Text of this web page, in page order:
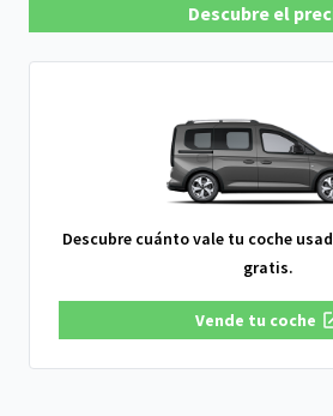
Descubre el
Descubre cuánto vale tu coche
gratis.
Vende tu coche